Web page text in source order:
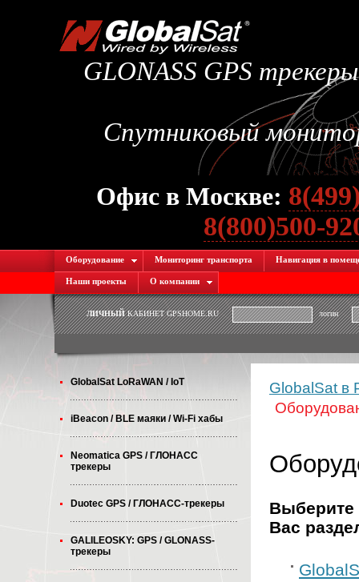
GLONASS GPS
Спутниковый
Офис в Москве:
8(800)500-
Оборудование Мониторинг транспорта Навигация в
Наши проекты О компании
ЛИЧНЫЙКАБИНЕТ GPSHOME.RU логин
GlobalSat LoRaWAN / IoT
iBeacon / BLE маяки / Wi-Fi хабы
Neomatica GPS / ГЛОНАСС
трекеры
Duotec GPS / ГЛОНАСС-трекеры
GALILEOSKY: GPS / GLONASS-
трекеры
GlobalSat в
Вас